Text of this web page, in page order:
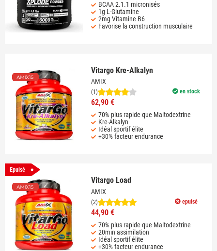
BCAA 2.1.1 micronisés
1g L-Glutamine
2mg Vitamine B6
Favorise la construction musculaire
Vitargo Kre-Alkalyn
AMIX
en stock
(1)
62,90 €
70% plus rapide que Maltodextrine
Kre-Alkalyn
Idéal sportif élite
+30% facteur endurance
Epuisé
Vitargo Load
AMIX
epuisé
(2)
44,90 €
70% plus rapide que Maltodextrine
20min assimilation
Idéal sportif élite
+30% facteur endurance